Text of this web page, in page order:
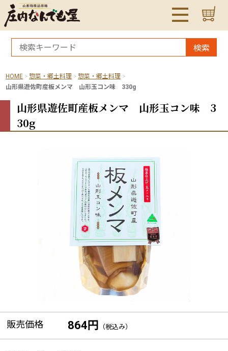
検索
HOME 惣菜・郷土料理
惣菜・郷土料理
山形県遊佐町産板メンマ 山形玉コン味 330g
山形県遊佐町産板メンマ 山形玉コン味 3
30g
販売価格 864円 （税込み）